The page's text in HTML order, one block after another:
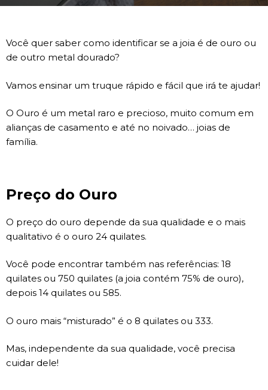
Você quer saber como identificar se a joia é de ouro ou
de outro metal dourado?
Vamos ensinar um truque rápido e fácil que irá te ajudar!
O Ouro é um metal raro e precioso, muito comum em
alianças de casamento e até no noivado… joias de
família.
Preço do Ouro
O preço do ouro depende da sua qualidade e o mais
qualitativo é o ouro 24 quilates.
Você pode encontrar também nas referências: 18
quilates ou 750 quilates (a joia contém 75% de ouro),
depois 14 quilates ou 585.
O ouro mais “misturado” é o 8 quilates ou 333.
Mas, independente da sua qualidade, você precisa
cuidar dele!